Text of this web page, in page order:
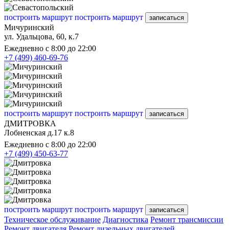
построить маршрут построить маршрут записаться
Мичуринский
ул. Удальцова, 60, к.7
Ежедневно с 8:00 до 22:00
+7 (499) 460-69-76
построить маршрут построить маршрут записаться
ДМИТРОВКА
Лобненская д.17 к.8
Ежедневно с 8:00 до 22:00
+7 (499) 450-63-77
построить маршрут построить маршрут записаться
Техническое обслуживание Диагностика Ремонт трансмиссии